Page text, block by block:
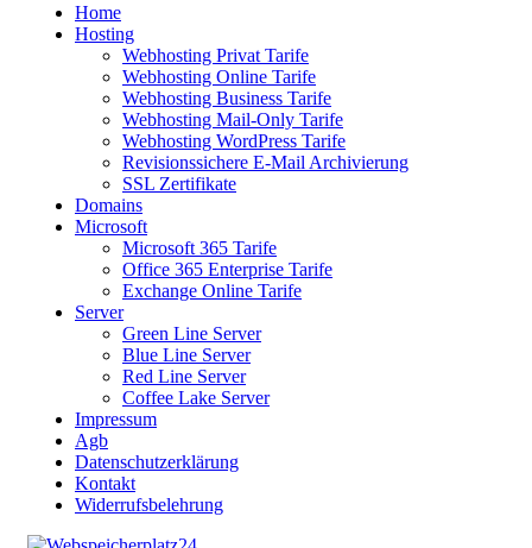
Home
Hosting
Webhosting Privat Tarife
Webhosting Online Tarife
Webhosting Business Tarife
Webhosting Mail-Only Tarife
Webhosting WordPress Tarife
Revisionssichere E-Mail Archivierung
SSL Zertifikate
Domains
Microsoft
Microsoft 365 Tarife
Office 365 Enterprise Tarife
Exchange Online Tarife
Server
Green Line Server
Blue Line Server
Red Line Server
Coffee Lake Server
Impressum
Agb
Datenschutzerklärung
Kontakt
Widerrufsbelehrung